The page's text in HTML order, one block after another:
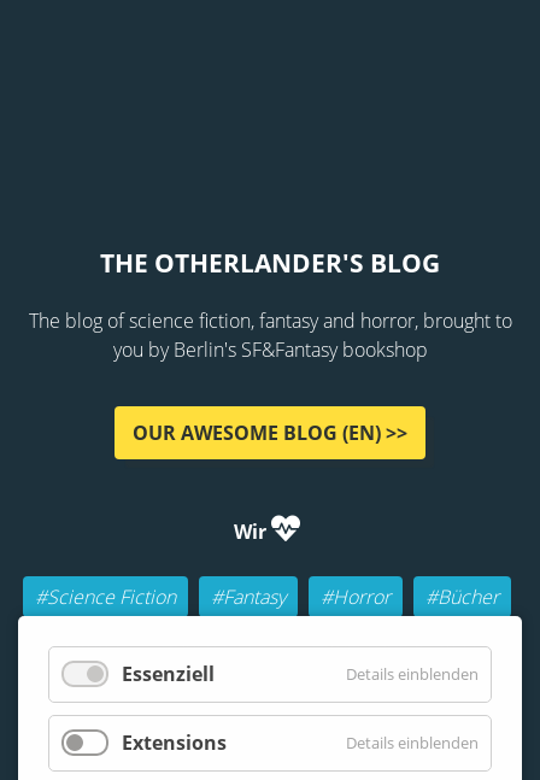
THE OTHERLANDER'S BLOG
The blog of science fiction, fantasy and horror, brought to
you by Berlin's SF&Fantasy bookshop
OUR AWESOME BLOG (EN) >>
Wir
#Science Fiction #Fantasy #Horror
#Bücher
#Autoren
#Buch-Geeks
#Rollenspiele (RPGs)
Essenziell Details einblenden
Extensions Details einblenden